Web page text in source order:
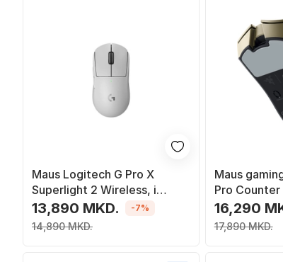
Maus Logitech G Pro X
Superlight 2 Wireless, i
bardhë
13,890 MKD.
14,890 MKD.
-7%
Maus
Pro
wireless,
16,290
17,890 MKD.